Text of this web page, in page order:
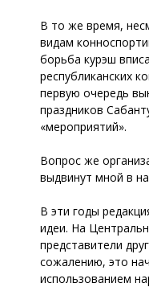
В то же время,
видам
борьба курэш
республиканских
первую очередь
праздников
«мероприятий».
Вопрос же
выдвинут мной в
В эти годы
идеи. На
представители
сожалению, это
использованием